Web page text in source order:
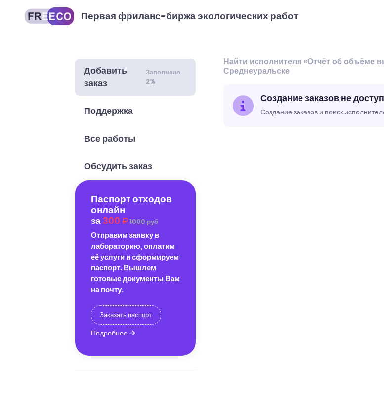
Первая фриланс-биржа экологических работ
Добавить
заказ
Заполнено
2%
Поддержка
Все работы
Обсудить заказ
Паспорт отходов
онлайн
за300 1000 руб
Отправим заявку в
лабораторию, оплатим
её услуги и сформируем
паспорт. Вышлем
готовые документы Вам
на почту.
Заказать паспорт
Подробнее
Найти исполнителя «Отчёт об объёме
Среднеуральске
Создание заказов не
Создание заказов и поиск